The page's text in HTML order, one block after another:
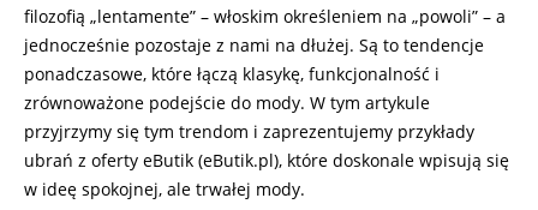
filozofią „lentamente” – włoskim określeniem na „powoli” – a
jednocześnie pozostaje z nami na dłużej. Są to tendencje
ponadczasowe, które łączą klasykę, funkcjonalność i
zrównoważone podejście do mody. W tym artykule
przyjrzymy się tym trendom i zaprezentujemy przykłady
ubrań z oferty eButik (eButik.pl), które doskonale wpisują się
w ideę spokojnej, ale trwałej mody.